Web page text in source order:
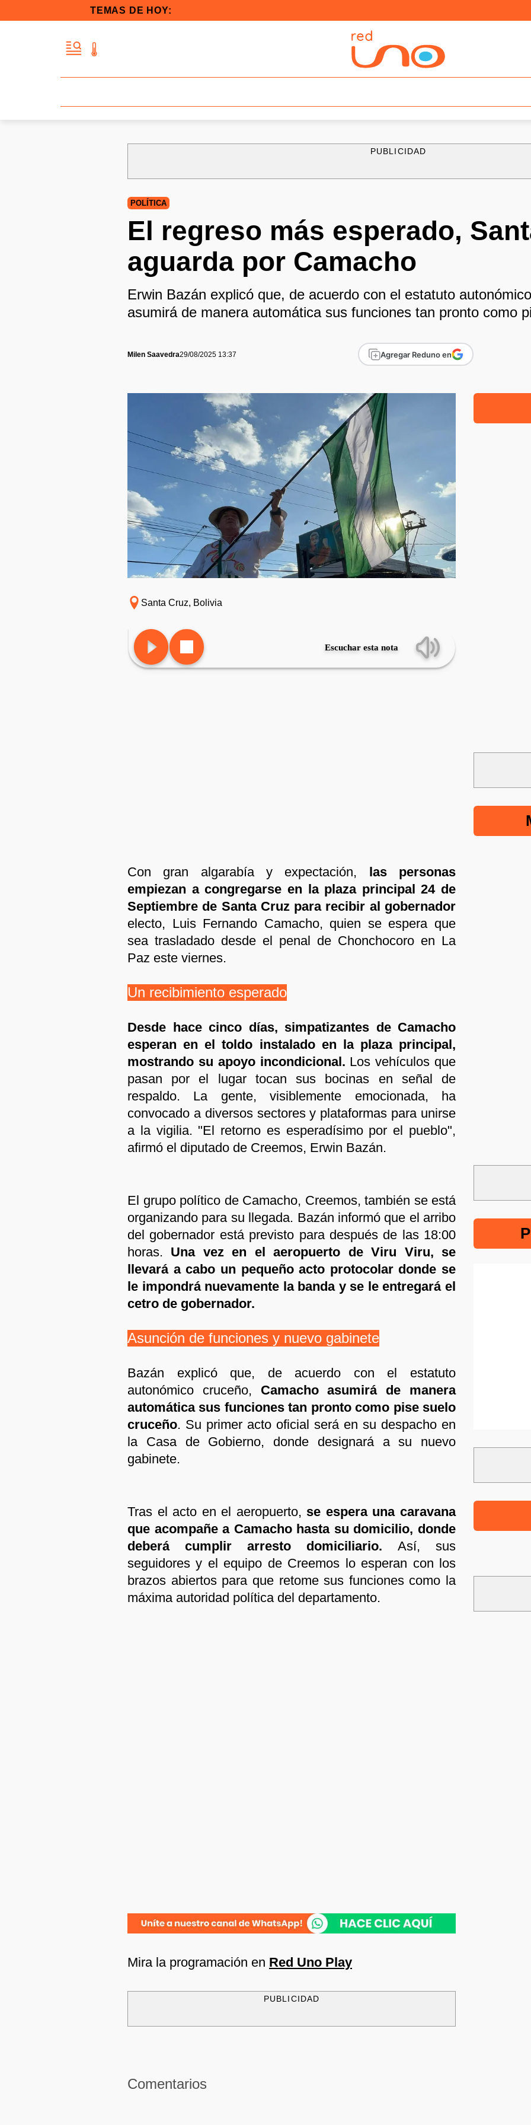
TEMAS DE HOY:
PUBLICIDAD
POLÍTICA
El regreso más esperado,
aguarda por Camacho
Erwin Bazán explicó que, de acuerdo con el estatuto
asumirá de manera automática sus funciones tan pronto como
Milen Saavedra29/08/2025 13:37 Agregar Reduno en
Santa Cruz, Bolivia
Escuchar esta nota
Con gran algarabía y expectación, las personas
empiezan a congregarse en la plaza principal 24 de
Septiembre de Santa Cruz para recibir al gobernador
electo, Luis Fernando Camacho, quien se espera que
sea trasladado desde el penal de Chonchocoro en La
Paz este viernes.
Un recibimiento esperado
Desde hace cinco días, simpatizantes de Camacho
esperan en el toldo instalado en la plaza principal,
mostrando su apoyo incondicional. Los vehículos que
pasan por el lugar tocan sus bocinas en señal de
respaldo. La gente, visiblemente emocionada, ha
convocado a diversos sectores y plataformas para unirse
a la vigilia. "El retorno es esperadísimo por el pueblo",
afirmó el diputado de Creemos, Erwin Bazán.
El grupo político de Camacho, Creemos, también se está
organizando para su llegada. Bazán informó que el arribo
del gobernador está previsto para después de las 18:00
horas. Una vez en el aeropuerto de Viru Viru, se
llevará a cabo un pequeño acto protocolar donde se
le impondrá nuevamente la banda y se le entregará el
cetro de gobernador.
Asunción de funciones y nuevo gabinete
Bazán explicó que, de acuerdo con el estatuto
autonómico cruceño, Camacho asumirá de manera
automática sus funciones tan pronto como pise suelo
cruceño. Su primer acto oficial será en su despacho en
la Casa de Gobierno, donde designará a su nuevo
gabinete.
Tras el acto en el aeropuerto, se espera una caravana
que acompañe a Camacho hasta su domicilio, donde
deberá cumplir arresto domiciliario. Así, sus
seguidores y el equipo de Creemos lo esperan con los
brazos abiertos para que retome sus funciones como la
máxima autoridad política del departamento.
Mira la programación en Red Uno Play
PUBLICIDAD
Comentarios